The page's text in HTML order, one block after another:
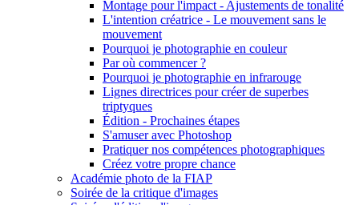
Montage pour l'impact - Ajustements de tonalité
L'intention créatrice - Le mouvement sans le
mouvement
Pourquoi je photographie en couleur
Par où commencer ?
Pourquoi je photographie en infrarouge
Lignes directrices pour créer de superbes
triptyques
Édition - Prochaines étapes
S'amuser avec Photoshop
Pratiquer nos compétences photographiques
Créez votre propre chance
Académie photo de la FIAP
Soirée de la critique d'images